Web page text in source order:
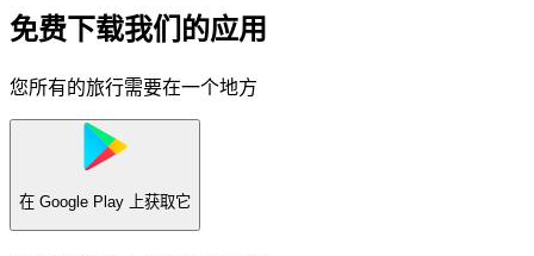
免费下载我们的应用
您所有的旅行需要在一个地方
在 Google Play 上获取它